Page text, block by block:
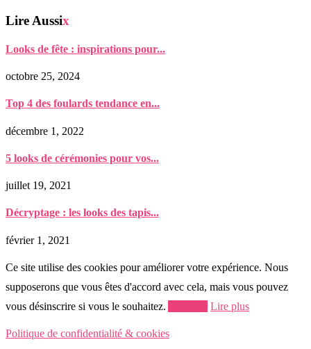
Lire Aussix
Looks de fête : inspirations pour...
octobre 25, 2024
Top 4 des foulards tendance en...
décembre 1, 2022
5 looks de cérémonies pour vos...
juillet 19, 2021
Décryptage : les looks des tapis...
février 1, 2021
Ce site utilise des cookies pour améliorer votre expérience. Nous
supposerons que vous êtes d'accord avec cela, mais vous pouvez
vous désinscrire si vous le souhaitez.
Lire plus
Politique de confidentialité & cookies